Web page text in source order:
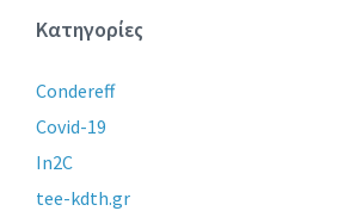
Κατηγορίες
Condereff
Covid-19
In2C
tee-kdth.gr